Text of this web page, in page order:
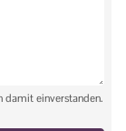
damit einverstanden.